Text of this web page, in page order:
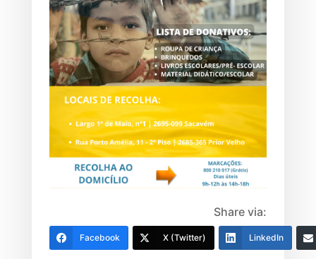
Share via:
Facebook X (Twitter) LinkedIn